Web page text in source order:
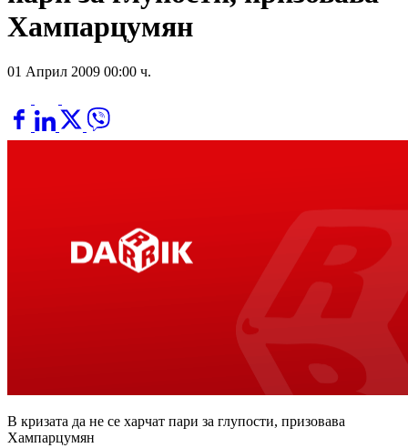
Хампарцумян
01 Април 2009 00:00 ч.
В кризата да не се харчат пари за глупости, призовава
Хампарцумян